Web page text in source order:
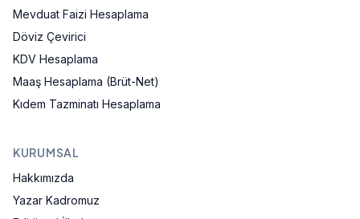
Mevduat Faizi Hesaplama
Döviz Çevirici
KDV Hesaplama
Maaş Hesaplama (Brüt-Net)
Kıdem Tazminatı Hesaplama
KURUMSAL
Hakkımızda
Yazar Kadromuz